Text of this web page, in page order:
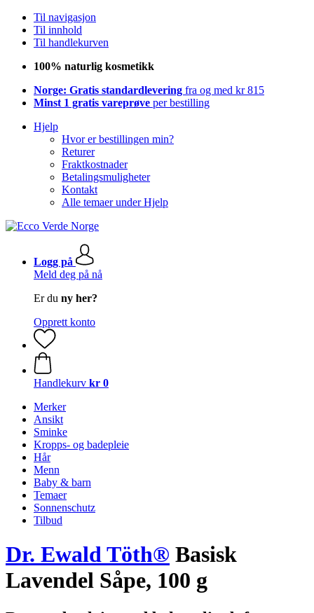
Til navigasjon
Til innhold
Til handlekurven
100% naturlig kosmetikk
Norge: Gratis standardlevering fra og med kr 815
Minst 1 gratis vareprøve per bestilling
Hjelp
Hvor er bestillingen min?
Returer
Fraktkostnader
Betalingsmuligheter
Kontakt
Alle temaer under Hjelp
Logg på
Meld deg på nå
Er du ny her?
Opprett konto
Handlekurv kr 0
Merker
Ansikt
Sminke
Kropps- og badepleie
Hår
Menn
Baby & barn
Temaer
Sonnenschutz
Tilbud
Dr. Ewald Töth® Basisk
Lavendel Såpe, 100 g